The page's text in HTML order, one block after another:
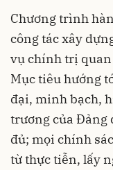
Chương trình
công tác xây
vụ chính trị
Mục tiêu hướng
đại, minh bạch,
trương của Đảng
đủ; mọi chính
từ thực tiễn, lấy